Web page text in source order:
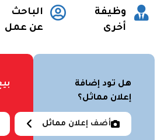
وظيفة
أخرى
الباحث
عن عمل
هل تود إضافة
إعلان مماثل؟
أضف إعلان مماثل